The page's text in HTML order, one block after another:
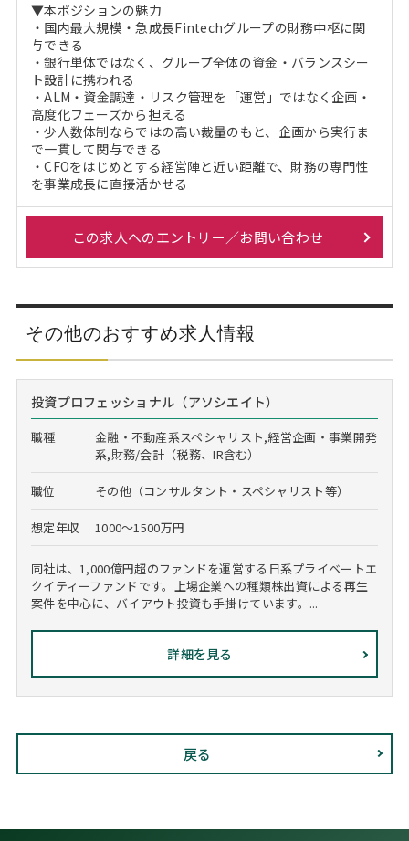
▼本ポジションの魅力
・国内最大規模・急成長Fintechグループの財務中枢に関
与できる
・銀行単体ではなく、グループ全体の資金・バランスシー
ト設計に携われる
・ALM・資金調達・リスク管理を「運営」ではなく企画・
高度化フェーズから担える
・少人数体制ならではの高い裁量のもと、企画から実行ま
で一貫して関与できる
・CFOをはじめとする経営陣と近い距離で、財務の専門性
を事業成長に直接活かせる
この求人へのエントリー／お問い合わせ
その他のおすすめ求人情報
投資プロフェッショナル（アソシエイト）
職種
金融・不動産系スペシャリスト,経営企画・事業開発
系,財務/会計（税務、IR含む）
職位 その他（コンサルタント・スペシャリスト等）
想定年収 1000～1500万円
同社は、1,000億円超のファンドを運営する日系プライベートエ
クイティーファンドです。上場企業への種類株出資による再生
案件を中心に、バイアウト投資も手掛けています。...
詳細を見る
戻る